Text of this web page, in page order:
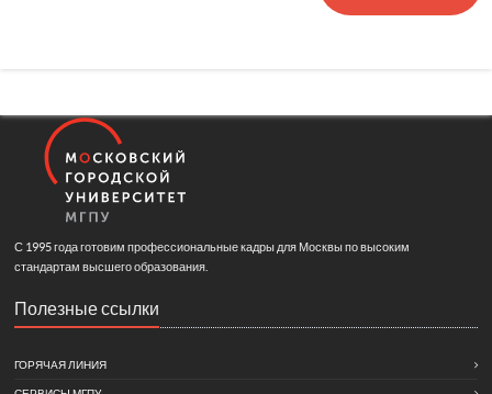
С 1995 года готовим профессиональные кадры для Москвы по высоким
стандартам высшего образования.
Полезные ссылки
ГОРЯЧАЯ ЛИНИЯ